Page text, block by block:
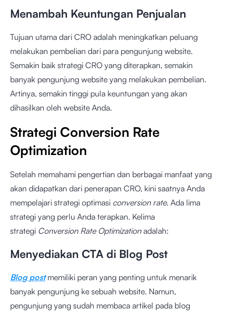
Menambah Keuntungan Penjualan
Tujuan utama dari CRO adalah meningkatkan peluang
melakukan pembelian dari para pengunjung website.
Semakin baik strategi CRO yang diterapkan, semakin
banyak pengunjung website yang melakukan pembelian.
Artinya, semakin tinggi pula keuntungan yang akan
dihasilkan oleh website Anda.
Strategi Conversion Rate
Optimization
Setelah memahami pengertian dan berbagai manfaat yang
akan didapatkan dari penerapan CRO, kini saatnya Anda
mempelajari strategi optimasi conversion rate. Ada lima
strategi yang perlu Anda terapkan. Kelima
strategi Conversion Rate Optimizationadalah:
Menyediakan CTA di Blog Post
Blog postmemiliki peran yang penting untuk menarik
banyak pengunjung ke sebuah website. Namun,
pengunjung yang sudah membaca artikel pada blog